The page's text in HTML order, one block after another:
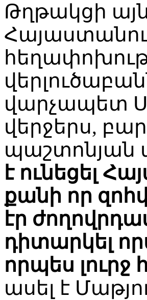
Թղթակցի
վարչապետ
վերջերս,
պաշտոնյան
է ունեցել
քանի որ
էր
դիտարկել
որպես
ասել է